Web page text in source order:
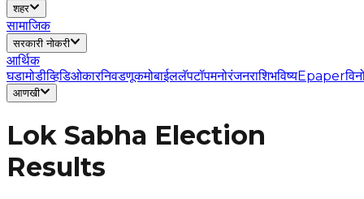
शहर
सामाजिक
सरकारी नोकरी
आर्थिक
घडामोडीव्हिडिओकारनिवडणूकमोबाईललॅपटॉपमनोरंजनराशिभविष्यEpaper
आणखी
Lok Sabha Election
Results